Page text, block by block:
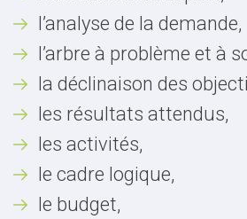
l’analyse de la demande,
l’arbre à problème et à
la déclinaison des
les résultats attendus,
les activités,
le cadre logique,
le budget,